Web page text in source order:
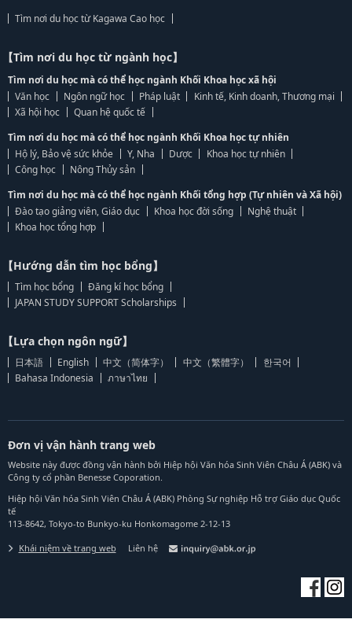
Tìm nơi du học từ Kagawa Cao học
【Tìm nơi du học từ ngành học】
Tìm nơi du học mà có thể học ngành Khối Khoa học xã hội
Văn học
Ngôn ngữ học Pháp luật
Kinh tế, Kinh doanh, Thương mại
Xã hội học
Quan hệ quốc tế
Tìm nơi du học mà có thể học ngành Khối Khoa học tự nhiên
Hộ lý, Bảo vệ sức khỏe
Y, Nha Dược
Khoa học tự nhiên
Công học
Nông Thủy sản
Tìm nơi du học mà có thể học ngành Khối tổng hợp (Tự nhiên và Xã hội)
Đào tạo giảng viên, Giáo dục
Khoa học đời sống
Nghệ thuật
Khoa học tổng hợp
【Hướng dẫn tìm học bổng】
Tìm học bổng
Đăng kí học bổng
JAPAN STUDY SUPPORT Scholarships
【Lựa chọn ngôn ngữ】
日本語 English 中文（简体字） 中文（繁體字）
한국어
Bahasa Indonesia
ภาษาไทย
Đơn vị vận hành trang web
Website này được đồng vận hành bởi Hiệp hội Văn hóa Sinh Viên Châu Á (ABK) và
Công ty cổ phần Benesse Coporation.
Hiệp hội Văn hóa Sinh Viên Châu Á (ABK) Phòng Sự nghiệp Hỗ trợ Giáo dục Quốc
tế
113-8642, Tokyo-to Bunkyo-ku Honkomagome 2-12-13
Khái niệm về trang web Liên hệ